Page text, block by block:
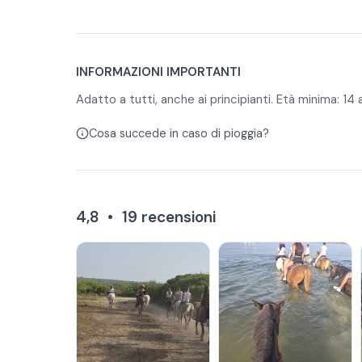
INFORMAZIONI IMPORTANTI
Adatto a tutti, anche ai principianti. Età minima: 14
Cosa succede in caso di pioggia?
4,8 • 19 recensioni